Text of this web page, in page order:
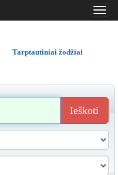
..
..
Tarptautiniai žodžiai
Ieškoti